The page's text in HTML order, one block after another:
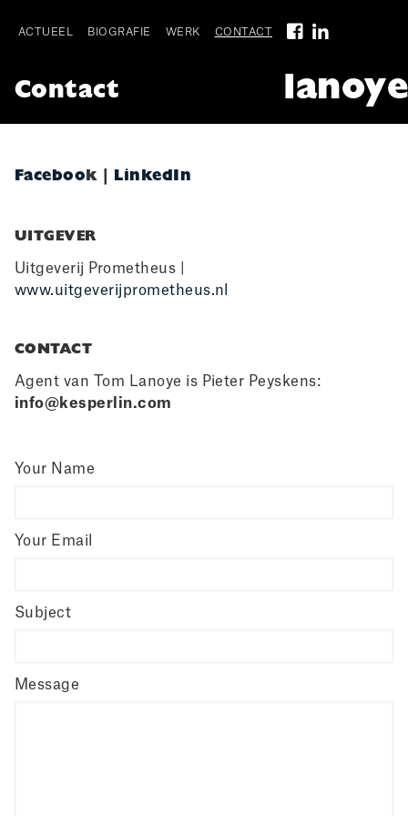
Main
ACTUEEL BIOGRAFIE WERK CONTACT
lanoye
Contact
Facebook LinkedIn
UITGEVER
Uitgeverij Prometheus |
www.uitgeverijprometheus.nl
CONTACT
Agent van Tom Lanoye is Pieter Peyskens:
info@kesperlin.com
Your Name
Your Email
Subject
Message